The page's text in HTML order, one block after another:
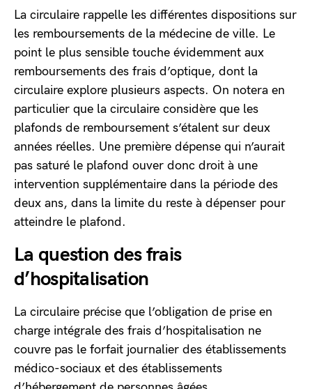
La circulaire rappelle les différentes dispositions sur
les remboursements de la médecine de ville. Le
point le plus sensible touche évidemment aux
remboursements des frais d’optique, dont la
circulaire explore plusieurs aspects. On notera en
particulier que la circulaire considère que les
plafonds de remboursement s’étalent sur deux
années réelles. Une première dépense qui n’aurait
pas saturé le plafond ouver donc droit à une
intervention supplémentaire dans la période des
deux ans, dans la limite du reste à dépenser pour
atteindre le plafond.
La question des frais
d’hospitalisation
La circulaire précise que l’obligation de prise en
charge intégrale des frais d’hospitalisation ne
couvre pas le forfait journalier des établissements
médico-sociaux et des établissements